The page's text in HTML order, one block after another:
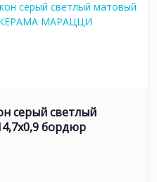
серый светлый
бордюр